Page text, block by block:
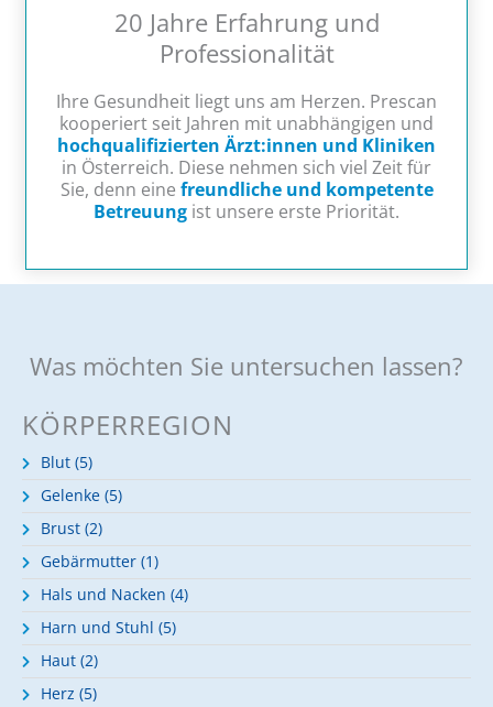
20 Jahre Erfahrung und
Professionalität
Ihre Gesundheit liegt uns am Herzen. Prescan
kooperiert seit Jahren mit unabhängigen und
hochqualifizierten Ärzt:innen und Kliniken
in Österreich. Diese nehmen sich viel Zeit für
Sie, denn eine freundliche und kompetente
Betreuung ist unsere erste Priorität.
Was möchten Sie untersuchen lassen?
KÖRPERREGION
Blut (5)
Gelenke (5)
Brust (2)
Gebärmutter (1)
Hals und Nacken (4)
Harn und Stuhl (5)
Haut (2)
Herz (5)